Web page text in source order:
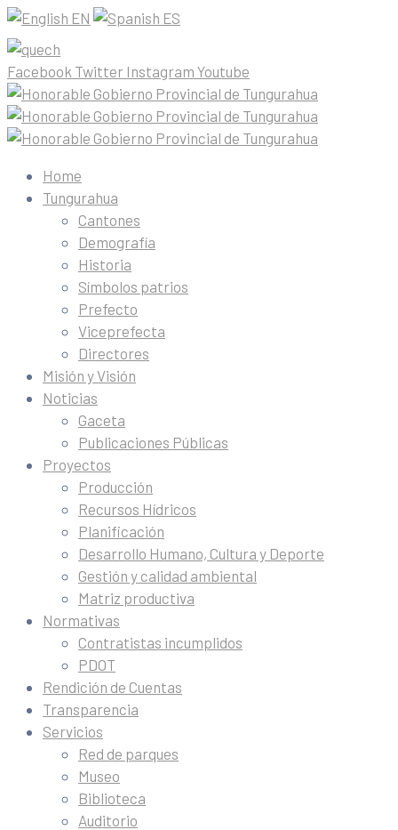
EN ES
Facebook Twitter Instagram Youtube
Home
Tungurahua
Cantones
Demografía
Historia
Símbolos patrios
Prefecto
Viceprefecta
Directores
Misión y Visión
Noticias
Gaceta
Publicaciones Públicas
Proyectos
Producción
Recursos Hídricos
Planificación
Desarrollo Humano, Cultura y Deporte
Gestión y calidad ambiental
Matriz productiva
Normativas
Contratistas incumplidos
PDOT
Rendición de Cuentas
Transparencia
Servicios
Red de parques
Museo
Biblioteca
Auditorio